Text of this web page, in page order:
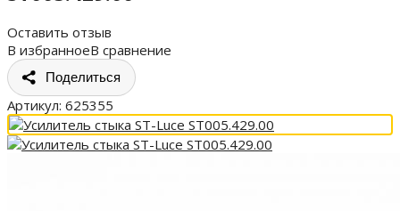
Оставить отзыв
В избранноеВ сравнение
Поделиться
Артикул: 625355